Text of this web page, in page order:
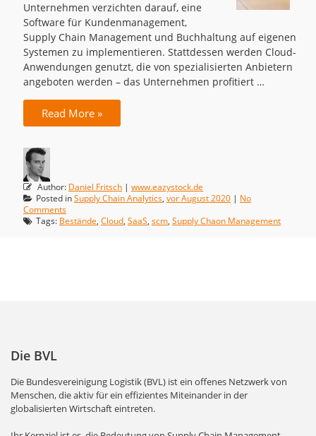
Unternehmen verzichten darauf, eine
Software für Kundenmanagement,
Supply Chain Management und Buchhaltung auf eigenen
Systemen zu implementieren. Stattdessen werden Cloud-
Anwendungen genutzt, die von spezialisierten Anbietern
angeboten werden – das Unternehmen profitiert …
Read More »
Author: Daniel Fritsch | www.eazystock.de
Posted inSupply Chain Analytics, vor August 2020 | No
Comments
Tags: Bestände, Cloud, SaaS, scm, Supply Chaon Management
Die BVL
Die Bundesvereinigung Logistik (BVL) ist ein offenes Netzwerk von
Menschen, die aktiv für ein effizientes Miteinander in der
globalisierten Wirtschaft eintreten.